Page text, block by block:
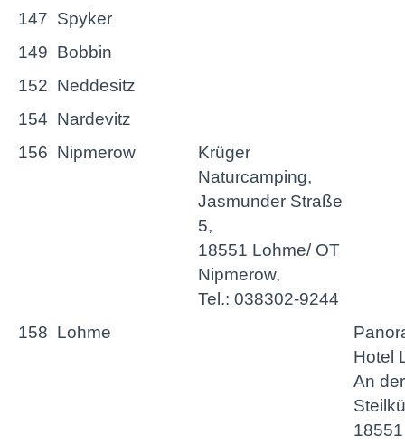
147 Spyker
149 Bobbin
152 Neddesitz
154 Nardevitz
156 Nipmerow
Krüger
Naturcamping,
Jasmunder Straße
5,
18551 Lohme/ OT
Nipmerow,
Tel.: 038302-9244
158 Lohme
Hotel
An der